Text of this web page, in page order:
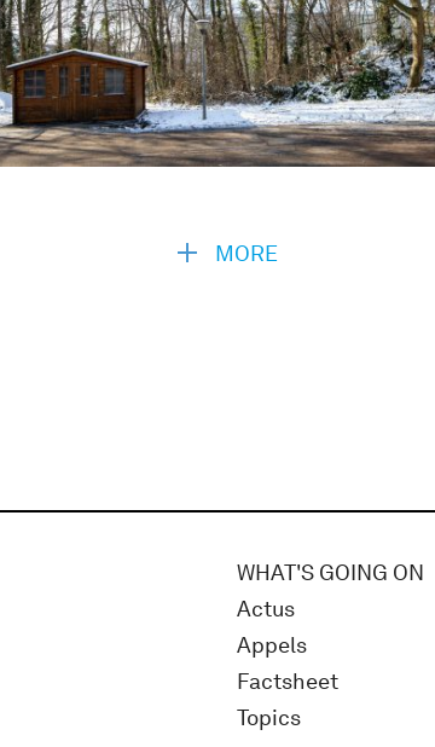
MORE
WHAT'S GOING ON
Actus
Appels
Factsheet
Topics